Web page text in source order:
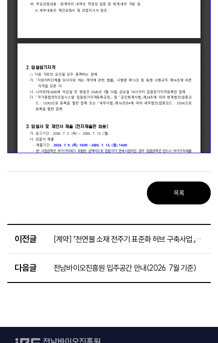
목록
이전글 [계약] 「천연물 소재 전주기 표준화 허브 구축사업」마이크로플레이트 리더기 2종3 구매 입찰 공고(~7.14.)
다음글 전남바이오진흥원 입주공간 안내(2026. 7월 기준)